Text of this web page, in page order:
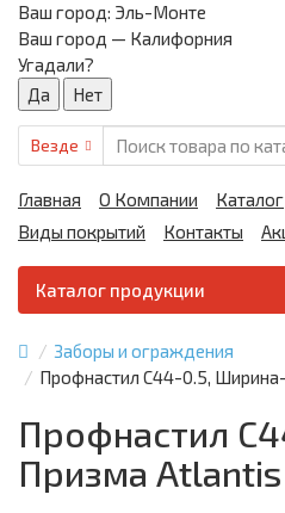
Ваш город: Эль-Монте
Ваш город — Калифорния
Угадали?
Везде
Главная О Компании Каталог
Виды покрытий
Контакты
Каталог продукции
Заборы и ограждения
Профнастил С44-0.5,
Профнастил
Призма Atlantis